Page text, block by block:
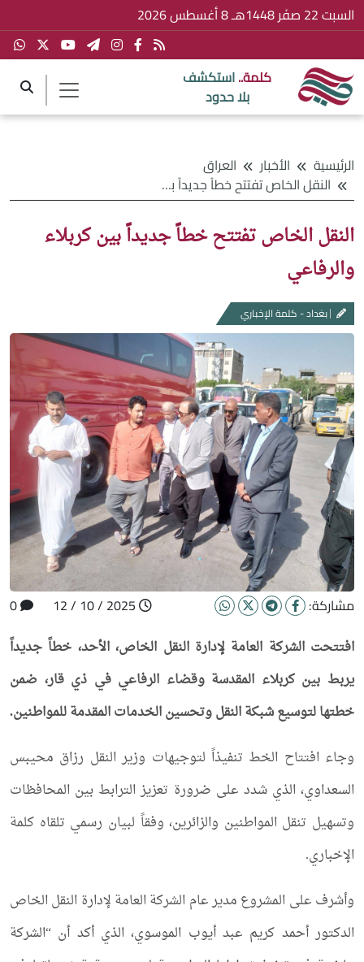
السبت 22 صفَر 1448هـ 8 أغسطس 2026
كلمة..استكشف
بلا حدود
الرئيسية الأخبار
العراق
النقل الخاص تفتتح خطاً جديداً بين كربلاء والرفاعي
النقل الخاص تفتتح خطاً جديداً بين كربلاء
والرفاعي
بغداد - كلمة الإخباري
مشاركة:
افتتحت الشركة العامة لإدارة النقل الخاص، الأحد، خطاً جديداً
يربط بين كربلاء المقدسة وقضاء الرفاعي في ذي قار، ضمن
خطتها لتوسيع شبكة النقل وتحسين الخدمات المقدمة للمواطنين.
وجاء افتتاح الخط تنفيذاً لتوجيهات وزير النقل رزاق محيبس
السعداوي، الذي شدد على ضرورة تعزيز الترابط بين المحافظات
وتسهيل تنقل المواطنين والزائرين، وفقاً لبيان رسمي تلقاه كلمة
الإخباري.
وأشرف على المشروع مدير عام الشركة العامة لإدارة النقل الخاص
الدكتور أحمد كريم عبد أيوب الموسوي، الذي أكد أن “الشركة